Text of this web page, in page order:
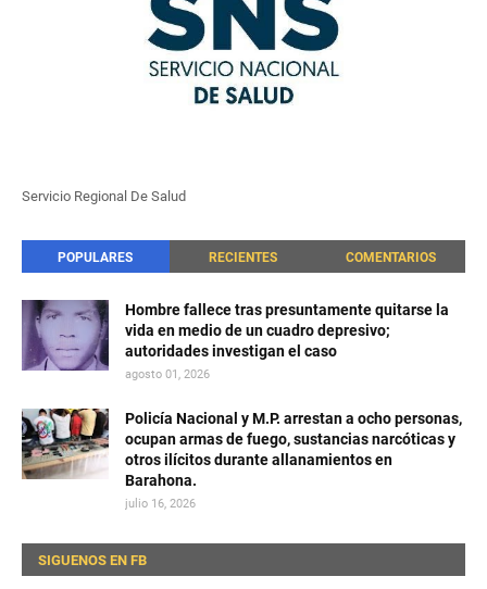
Servicio Regional De Salud
POPULARES RECIENTES COMENTARIOS
Hombre fallece tras presuntamente quitarse la
vida en medio de un cuadro depresivo;
autoridades investigan el caso
agosto 01, 2026
Policía Nacional y M.P. arrestan a ocho personas,
ocupan armas de fuego, sustancias narcóticas y
otros ilícitos durante allanamientos en
Barahona.
julio 16, 2026
SIGUENOS EN FB